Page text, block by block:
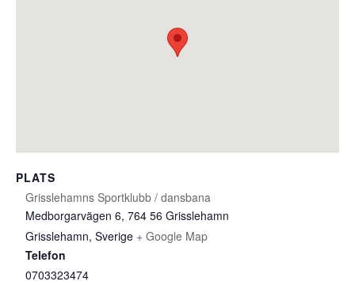
PLATS
Grisslehamns Sportklubb / dansbana
Medborgarvägen 6, 764 56 Grisslehamn
Grisslehamn, Sverige + Google Map
Telefon
0703323474